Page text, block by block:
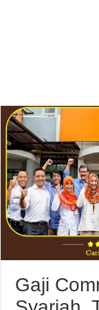
Gaji